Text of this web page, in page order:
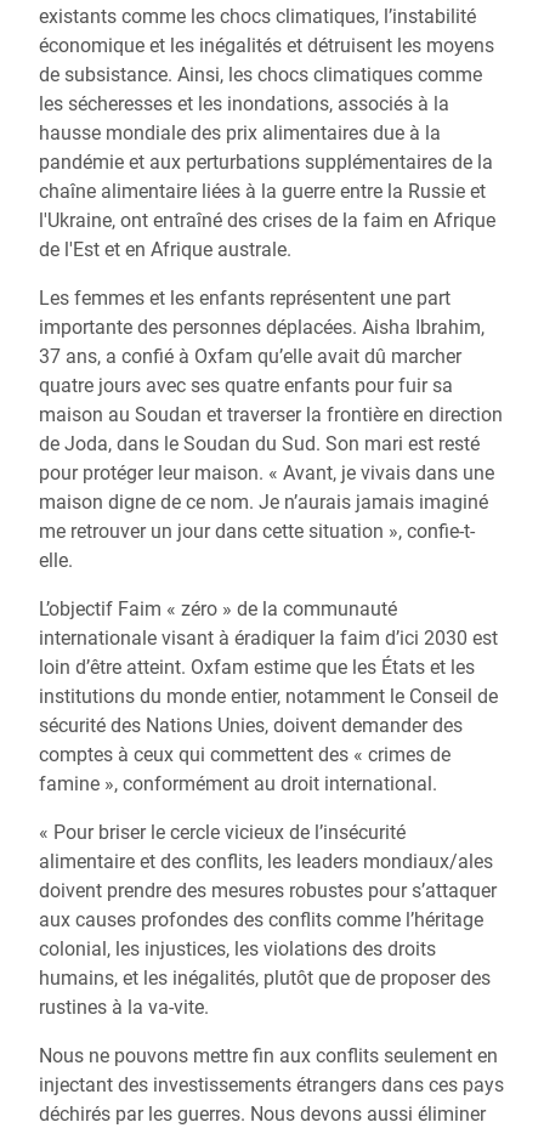
existants comme les chocs climatiques, l’instabilité
économique et les inégalités et détruisent les moyens
de subsistance. Ainsi, les chocs climatiques comme
les sécheresses et les inondations, associés à la
hausse mondiale des prix alimentaires due à la
pandémie et aux perturbations supplémentaires de la
chaîne alimentaire liées à la guerre entre la Russie et
l'Ukraine, ont entraîné des crises de la faim en Afrique
de l'Est et en Afrique australe.
Les femmes et les enfants représentent une part
importante des personnes déplacées. Aisha Ibrahim,
37 ans, a confié à Oxfam qu’elle avait dû marcher
quatre jours avec ses quatre enfants pour fuir sa
maison au Soudan et traverser la frontière en direction
de Joda, dans le Soudan du Sud. Son mari est resté
pour protéger leur maison. « Avant, je vivais dans une
maison digne de ce nom. Je n’aurais jamais imaginé
me retrouver un jour dans cette situation », confie-t-
elle.
L’objectif Faim « zéro » de la communauté
internationale visant à éradiquer la faim d’ici 2030 est
loin d’être atteint. Oxfam estime que les États et les
institutions du monde entier, notamment le Conseil de
sécurité des Nations Unies, doivent demander des
comptes à ceux qui commettent des « crimes de
famine », conformément au droit international.
« Pour briser le cercle vicieux de l’insécurité
alimentaire et des conflits, les leaders mondiaux/ales
doivent prendre des mesures robustes pour s’attaquer
aux causes profondes des conflits comme l’héritage
colonial, les injustices, les violations des droits
humains, et les inégalités, plutôt que de proposer des
rustines à la va-vite.
Nous ne pouvons mettre fin aux conflits seulement en
injectant des investissements étrangers dans ces pays
déchirés par les guerres. Nous devons aussi éliminer